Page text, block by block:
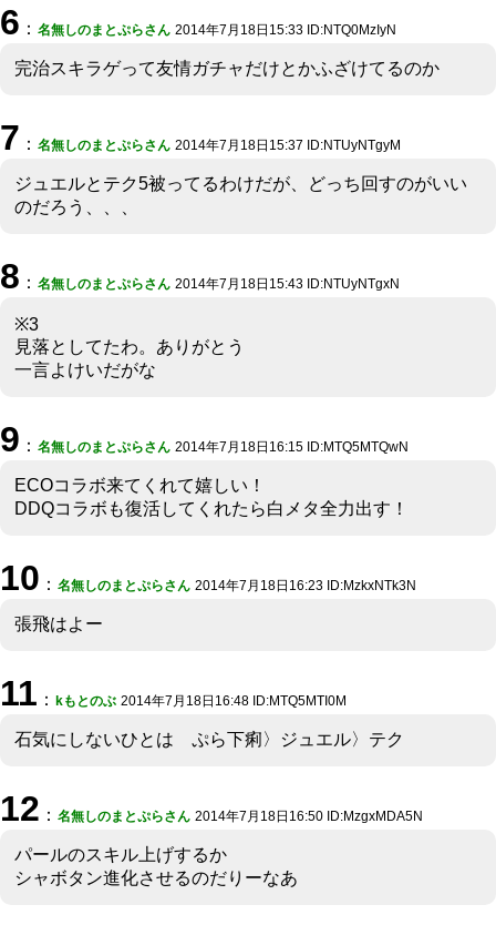
6 ： 名無しのまとぷらさん 2014年7月18日15:33 ID:NTQ0MzIyN
完治スキラゲって友情ガチャだけとかふざけてるのか
7 ： 名無しのまとぷらさん 2014年7月18日15:37 ID:NTUyNTgyM
ジュエルとテク5被ってるわけだが、どっち回すのがいい
のだろう、、、
8 ： 名無しのまとぷらさん 2014年7月18日15:43 ID:NTUyNTgxN
※3
見落としてたわ。ありがとう
一言よけいだがな
9 ： 名無しのまとぷらさん 2014年7月18日16:15 ID:MTQ5MTQwN
ECOコラボ来てくれて嬉しい！
DDQコラボも復活してくれたら白メタ全力出す！
10 ： 名無しのまとぷらさん 2014年7月18日16:23 ID:MzkxNTk3N
張飛はよー
11 ： kもとのぶ 2014年7月18日16:48 ID:MTQ5MTI0M
石気にしないひとは ぷら下痢〉ジュエル〉テク
12 ： 名無しのまとぷらさん 2014年7月18日16:50 ID:MzgxMDA5N
パールのスキル上げするか
シャボタン進化させるのだりーなあ